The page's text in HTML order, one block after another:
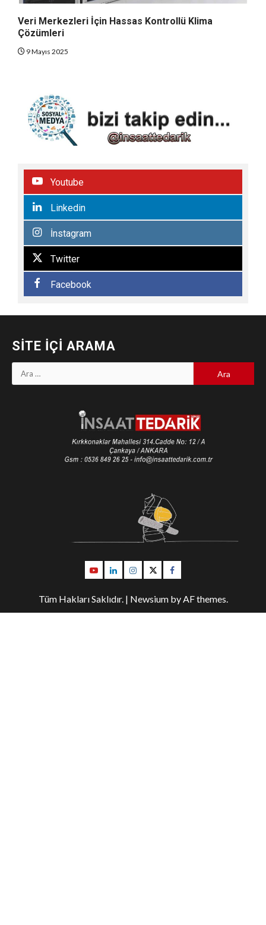
Veri Merkezleri İçin Hassas Kontrollü Klima
Çözümleri
9 Mayıs 2025
Youtube
Linkedin
İnstagram
Twitter
Facebook
SITE İÇI ARAMA
Arama:
YoutubeLinkedinİnstagram
TwitterFacebook
Tüm Hakları Saklıdır. | Newsiumby AF themes.